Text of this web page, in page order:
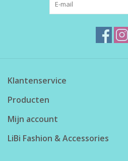
Herensokken
Klantenservice
Producten
Mijn account
LiBi Fashion & Accessories